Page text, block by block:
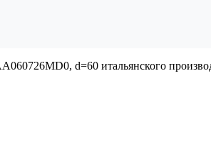
d=60 итальянского